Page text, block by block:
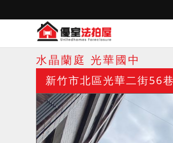
水晶蘭庭 光華國中
新竹市北區光華二街56